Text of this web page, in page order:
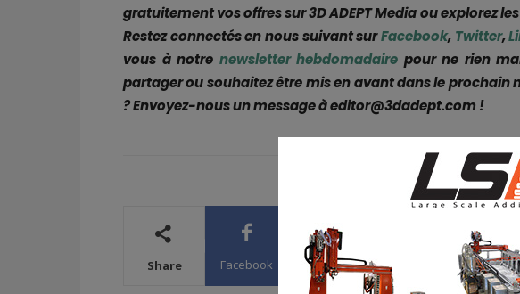
gratuitement vos offres sur 3D ADEPT Media ou explorez les
Restez connectés en nous suivant surFacebook, Twitter,
vous à notre newsletter hebdomadaire pour ne rien
partager ou souhaitez être mis en avant dans le prochain
? Envoyez-nous un message à editor@3dadept.com !
Share Facebook X WhatsApp Linkedin